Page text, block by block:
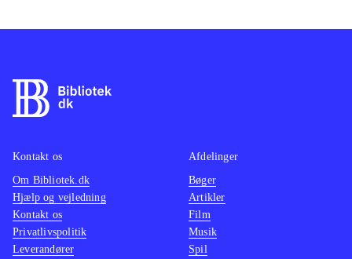
Kontakt os
Om Bibliotek.dk
Hjælp og vejledning
Kontakt os
Privatlivspolitik
Leverandører
Afdelinger
Bøger
Artikler
Film
Musik
Spil